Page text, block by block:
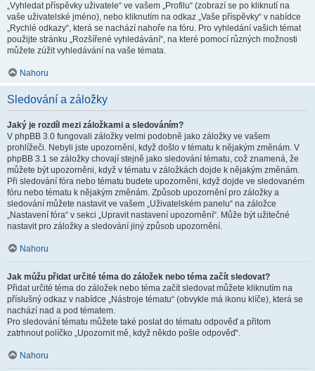
„Vyhledat příspěvky uživatele“ ve vašem „Profilu“ (zobrazí se po kliknutí na
vaše uživatelské jméno), nebo kliknutím na odkaz „Vaše příspěvky“ v nabídce
„Rychlé odkazy“, která se nachází nahoře na fóru. Pro vyhledání vašich témat
použijte stránku „Rozšířené vyhledávání“, na které pomocí různých možnosti
můžete zúžit vyhledávání na vaše témata.
Nahoru
Sledování a záložky
Jaký je rozdíl mezi záložkami a sledováním?
V phpBB 3.0 fungovali záložky velmi podobně jako záložky ve vašem
prohlížeči. Nebyli jste upozorněni, když došlo v tématu k nějakým změnám. V
phpBB 3.1 se záložky chovají stejně jako sledování tématu, což znamená, že
můžete být upozorněni, když v tématu v záložkách dojde k nějakým změnám.
Při sledování fóra nebo tématu budete upozorněni, když dojde ve sledovaném
fóru nebo tématu k nějakým změnám. Způsob upozornění pro záložky a
sledování můžete nastavit ve vašem „Uživatelském panelu“ na záložce
„Nastavení fóra“ v sekci „Upravit nastavení upozornění“. Může být užitečné
nastavit pro záložky a sledování jiný způsob upozornění.
Nahoru
Jak můžu přidat určité téma do záložek nebo téma začít sledovat?
Přidat určité téma do záložek nebo téma začít sledovat můžete kliknutím na
příslušný odkaz v nabídce „Nástroje tématu“ (obvykle má ikonu klíče), která se
nachází nad a pod tématem.
Pro sledování tématu můžete také poslat do tématu odpověď a přitom
zatrhnout políčko „Upozornit mě, když někdo pošle odpověď“.
Nahoru